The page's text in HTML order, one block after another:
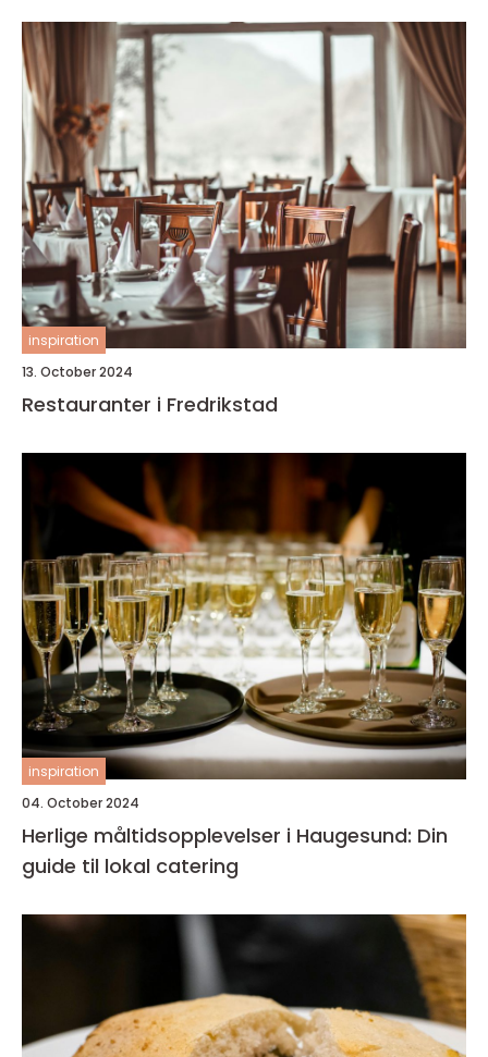
inspiration
13. October 2024
Restauranter i Fredrikstad
inspiration
04. October 2024
Herlige måltidsopplevelser i Haugesund: Din
guide til lokal catering